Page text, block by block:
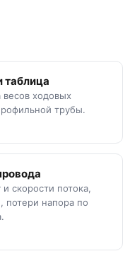
таблица
ходовых
трубы.
скорости потока,
потери напора по